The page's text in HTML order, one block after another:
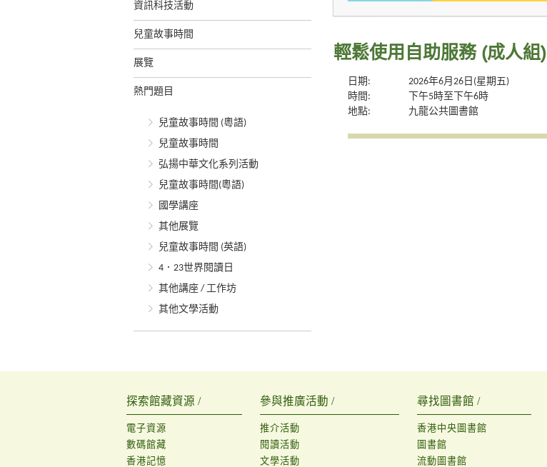
資訊科技活動
兒童故事時間
展覽
熱門題目
兒童故事時間 (粵語)
兒童故事時間
弘揚中華文化系列活動
兒童故事時間(粵語)
國學講座
其他展覽
兒童故事時間 (英語)
4．23世界閱讀日
其他講座 / 工作坊
其他文學活動
輕鬆使用自助服務 (成人組)
日期:
2026年6月26日(星期五)
時間:
下午5時至下午6時
地點:
九龍公共圖書館
探索館藏資源 /
電子資源
數碼館藏
香港記憶
參與推廣活動 /
推介活動
閱讀活動
文學活動
尋找圖書館 /
香港中央圖書館
圖書館
流動圖書館